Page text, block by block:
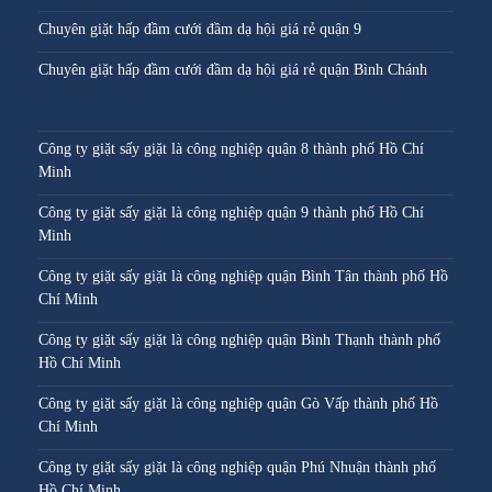
Chuyên giặt hấp đầm cưới đầm dạ hội giá rẻ quận 9
Chuyên giặt hấp đầm cưới đầm dạ hội giá rẻ quận Bình Chánh
Công ty giặt sấy giặt là công nghiệp quận 8 thành phố Hồ Chí
Minh
Công ty giặt sấy giặt là công nghiệp quận 9 thành phố Hồ Chí
Minh
Công ty giặt sấy giặt là công nghiệp quận Bình Tân thành phố Hồ
Chí Minh
Công ty giặt sấy giặt là công nghiệp quận Bình Thạnh thành phố
Hồ Chí Minh
Công ty giặt sấy giặt là công nghiệp quận Gò Vấp thành phố Hồ
Chí Minh
Công ty giặt sấy giặt là công nghiệp quận Phú Nhuận thành phố